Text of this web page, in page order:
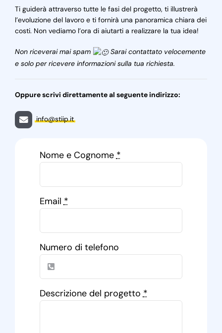
Ti guiderà attraverso tutte le fasi del progetto, ti illustrerà
l’evoluzione del lavoro e ti fornirà una panoramica chiara dei
costi. Non vediamo l’ora di aiutarti a realizzare la tua idea!
Non riceverai mai spam
Sarai contattato velocemente
e solo per ricevere informazioni sulla tua richiesta.
Oppure scrivi direttamente al seguente indirizzo:
info@stiip.it
Nome e Cognome*
Email*
Numero di telefono
Descrizione del progetto*